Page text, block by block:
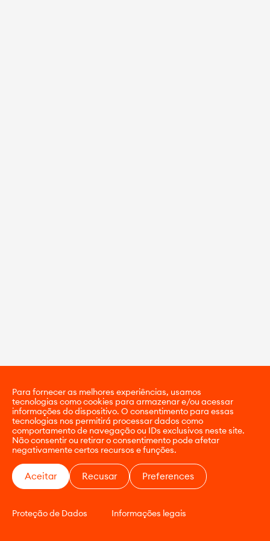
Para fornecer as melhores experiências, usamos
tecnologias como cookies para armazenar e/ou acessar
informações do dispositivo. O consentimento para essas
tecnologias nos permitirá processar dados como
comportamento de navegação ou IDs exclusivos neste site.
Não consentir ou retirar o consentimento pode afetar
negativamente certos recursos e funções.
Aceitar Recusar Preferences
Proteção de Dados Informações legais